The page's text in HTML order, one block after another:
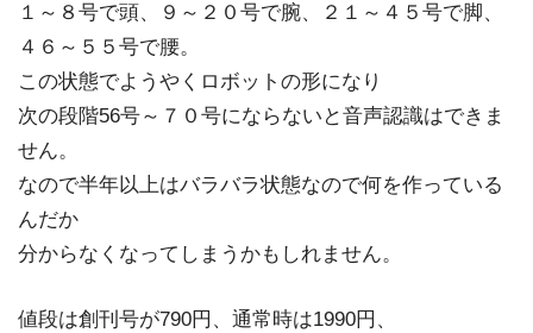
１～８号で頭、９～２０号で腕、２１～４５号で脚、
４６～５５号で腰。
この状態でようやくロボットの形になり
次の段階56号～７０号にならないと音声認識はできま
せん。
なので半年以上はバラバラ状態なので何を作っている
んだか
分からなくなってしまうかもしれません。
値段は創刊号が790円、通常時は1990円、